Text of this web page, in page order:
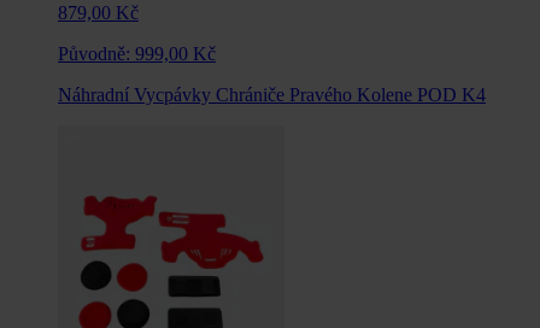
879,00 Kč
Původně: 999,00 Kč
Náhradní Vycpávky Chrániče Pravého Kolene POD K4